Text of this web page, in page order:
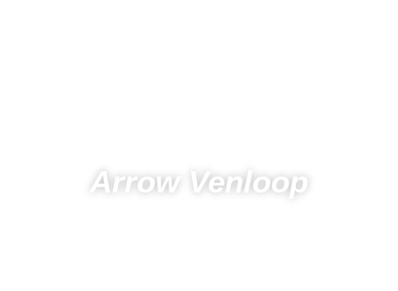
Arrow Venloop